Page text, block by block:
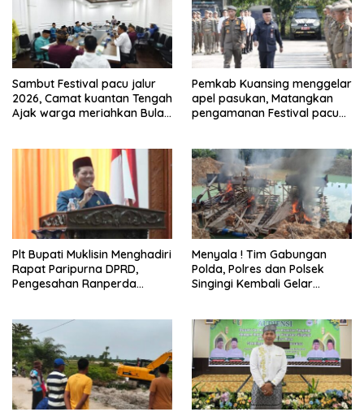
Sambut Festival pacu jalur
2026, Camat kuantan Tengah
Ajak warga meriahkan Bulan
Pemkab Kuansing menggelar
apel pasukan, Matangkan
pengamanan Festival pacu
Plt Bupati Muklisin Menghadiri
Rapat Paripurna DPRD,
Pengesahan Ranperda
Menyala ! Tim Gabungan
Polda, Polres dan Polsek
Singingi Kembali Gelar